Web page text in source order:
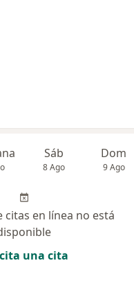
Sáb
8 Ago
Dom
9 Ago
citas en línea no está
una cita